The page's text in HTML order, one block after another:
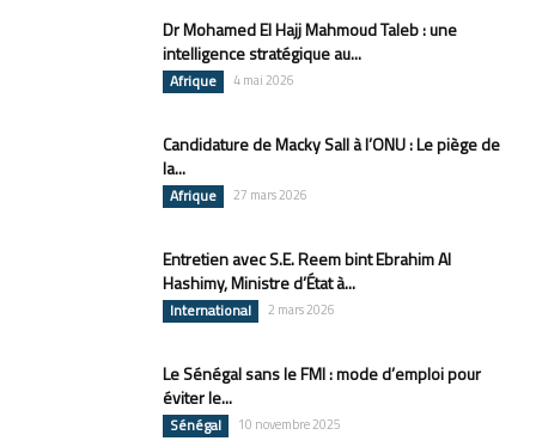
Dr Mohamed El Hajj Mahmoud Taleb : une
intelligence stratégique au...
Afrique 4 mai 2026
Candidature de Macky Sall à l’ONU : Le piège de
la...
Afrique 27 mars 2026
Entretien avec S.E. Reem bint Ebrahim Al
Hashimy, Ministre d’État à...
International 2 mars 2026
Le Sénégal sans le FMI : mode d’emploi pour
éviter le...
Sénégal 10 novembre 2025